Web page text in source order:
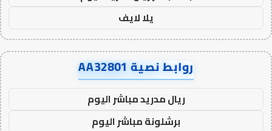
يلا لايف
روابط نصية AA32801
ريال مدريد مباشر اليوم
برشلونة مباشر اليوم